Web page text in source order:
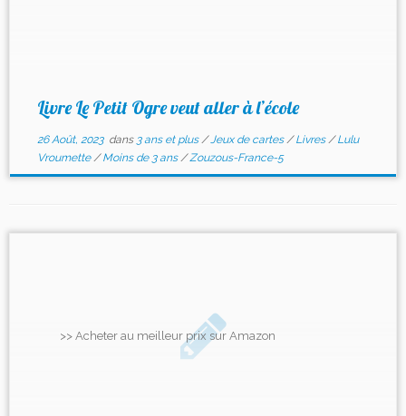
Livre Le Petit Ogre veut aller à l’école
26 Août, 2023dans 3 ans et plus/Jeux de cartes/Livres/Lulu
Vroumette/Moins de 3 ans/Zouzous-France-5
>> Acheter au meilleur prix sur Amazon